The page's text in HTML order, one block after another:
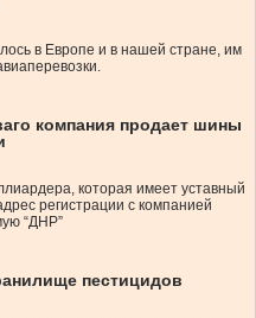
в Европе и в нашей стране, им
компания продает шины
которая имеет уставный
регистрации с компанией
“ДНР”
пестицидов